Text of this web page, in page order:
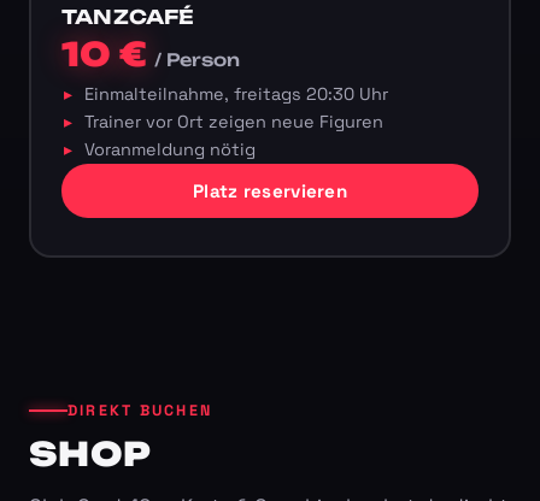
TANZCAFÉ
10 €/ Person
Einmalteilnahme, freitags 20:30 Uhr
Trainer vor Ort zeigen neue Figuren
Voranmeldung nötig
Platz reservieren
DIREKT BUCHEN
SHOP